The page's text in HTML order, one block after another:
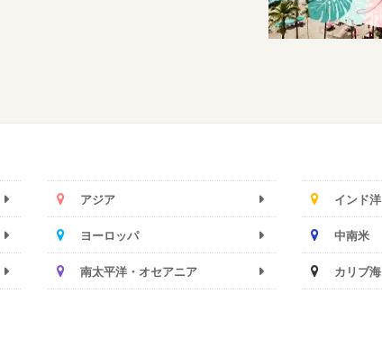
アジア インド洋
ヨーロッパ 中南米
南太平洋・オセアニア カリブ海